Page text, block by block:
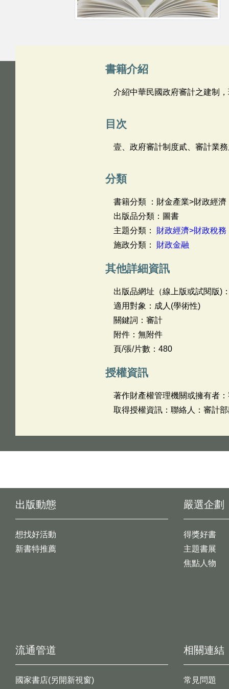
書籍介紹
介紹中華民國政府審計之建制
目次
壹、政府審計制度貳、審計業
分類
書籍分類 ：財金產業>財政經濟
出版品分類：圖書
主題分類： 財政經濟>財政稅務
施政分類： 財政金融
其他詳細資訊
出版品網址（線上版或試閱版)
適用對象：成人(學術性)
關鍵詞：審計
附件：無附件
頁/張/片數：480
授權資訊
著作財產權管理機關或擁有者
取得授權資訊：聯絡人：審計
出版動態
想找好活動
新書特推薦
嚴選企劃
得獎好書
主題書展
焦點人物
流通管道
國家書店(另開新視窗)
相關連結
常見問題